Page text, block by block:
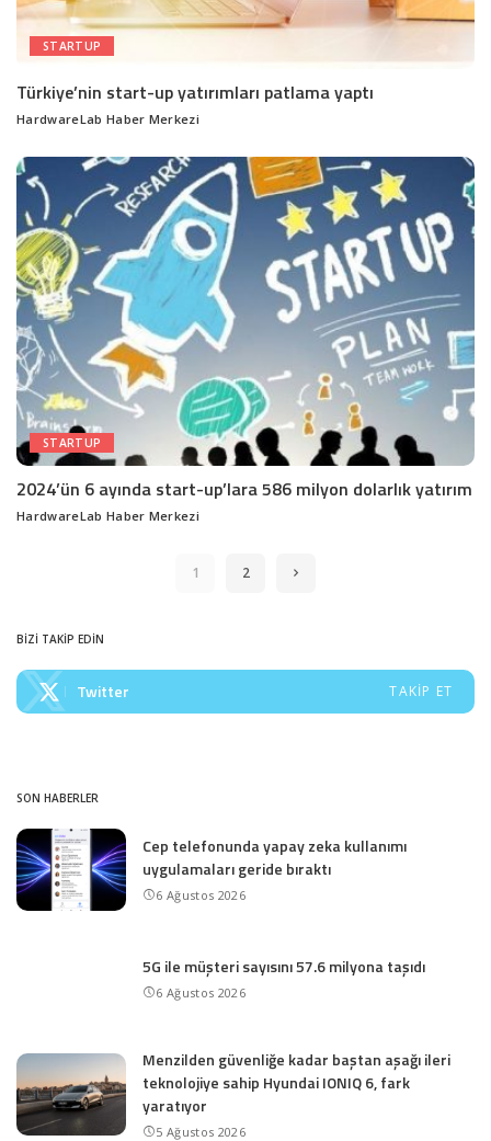
STARTUP
Türkiye’nin start-up yatırımları patlama yaptı
Posted
HardwareLab Haber Merkezi
STARTUP
2024’ün 6 ayında start-up’lara 586 milyon dolarlık yatırım
Posted
HardwareLab Haber Merkezi
1 2
BİZİ TAKİP EDİN
Twitter TAKIP ET
SON HABERLER
Cep telefonunda yapay zeka kullanımı
uygulamaları geride bıraktı
6 Ağustos 2026
5G ile müşteri sayısını 57.6 milyona taşıdı
6 Ağustos 2026
Menzilden güvenliğe kadar baştan aşağı ileri
teknolojiye sahip Hyundai IONIQ 6, fark
yaratıyor
5 Ağustos 2026